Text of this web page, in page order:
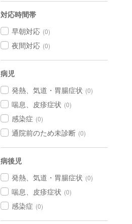
対応時間帯
早朝対応 (0)
夜間対応 (0)
病児
発熱、気道・胃腸症状 (0)
喘息、皮疹症状 (0)
感染症 (0)
通院前のため未診断 (0)
病後児
発熱、気道・胃腸症状 (0)
喘息、皮疹症状 (0)
感染症 (0)